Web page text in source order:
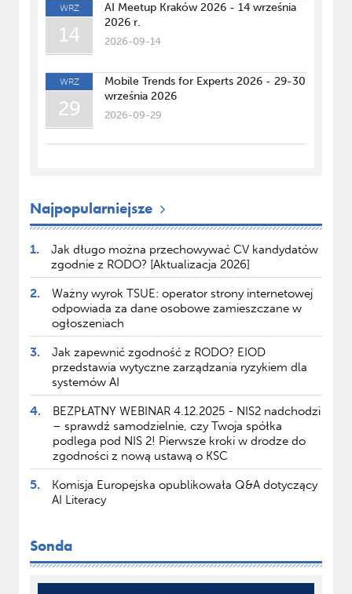
WRZ
14
AI Meetup Kraków 2026 - 14 września
2026 r.
2026-09-14
WRZ
29
Mobile Trends for Experts 2026 - 29-30
września 2026
2026-09-29
Najpopularniejsze
1.
Jak długo można przechowywać CV kandydatów
zgodnie z RODO? [Aktualizacja 2026]
2.
Ważny wyrok TSUE: operator strony internetowej
odpowiada za dane osobowe zamieszczane w
ogłoszeniach
3.
Jak zapewnić zgodność z RODO? EIOD
przedstawia wytyczne zarządzania ryzykiem dla
systemów AI
4.
BEZPŁATNY WEBINAR 4.12.2025 - NIS2 nadchodzi
– sprawdź samodzielnie, czy Twoja spółka
podlega pod NIS 2! Pierwsze kroki w drodze do
zgodności z nową ustawą o KSC
5.
Komisja Europejska opublikowała Q&A dotyczący
AI Literacy
Sonda